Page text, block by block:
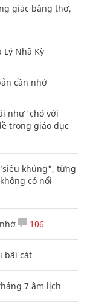
giác bằng thơ,
Nhã Kỳ
cần nhớ
như 'chó với
trong giáo dục
khủng", từng
có nổi
106
bãi cát
7 âm lịch